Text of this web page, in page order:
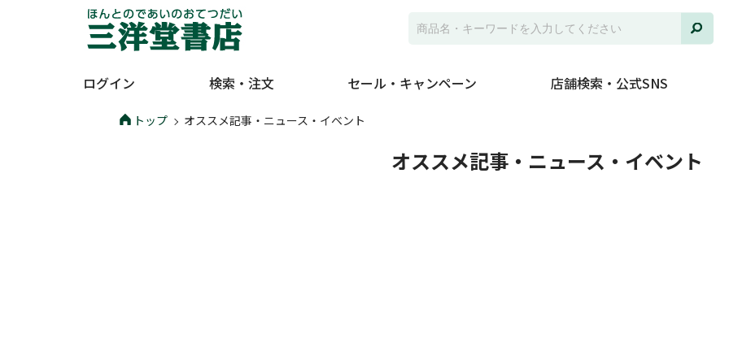
ログイン 検索・注文 セール・キャンペーン 店舗検索・公式SNS
トップ オススメ記事・ニュース・イベント
オススメ記事・ニュース・イベント